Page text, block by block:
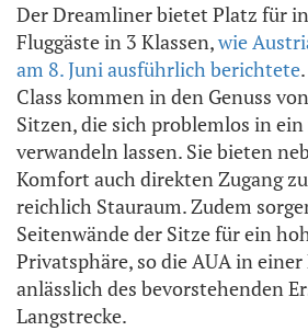
Der Dreamliner bietet Platz für
Fluggäste in 3 Klassen,wie
am 8. Juni ausführlich berichtete
Class kommen in den Genuss
Sitzen, die sich problemlos in
verwandeln lassen. Sie bieten
Komfort auch direkten Zugang
reichlich Stauraum. Zudem
Seitenwände der Sitze für ein
Privatsphäre, so die AUA in einer
anlässlich des bevorstehenden
Langstrecke.